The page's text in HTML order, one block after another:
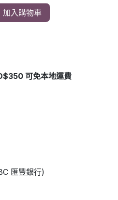
加入購物車
可免本地運費
匯豐銀行)